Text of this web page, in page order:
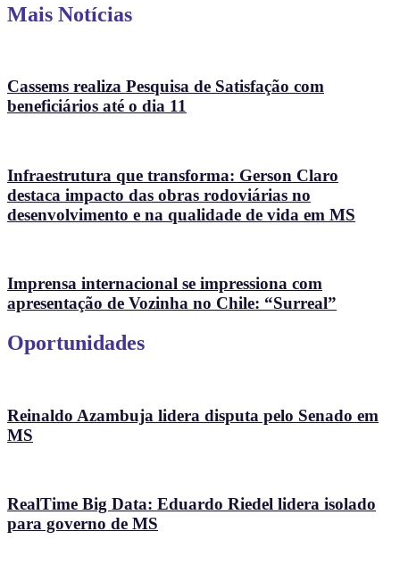
Mais Notícias
Cassems realiza Pesquisa de Satisfação com
beneficiários até o dia 11
Infraestrutura que transforma: Gerson Claro
destaca impacto das obras rodoviárias no
desenvolvimento e na qualidade de vida em MS
Imprensa internacional se impressiona com
apresentação de Vozinha no Chile: “Surreal”
Oportunidades
Reinaldo Azambuja lidera disputa pelo Senado em
MS
RealTime Big Data: Eduardo Riedel lidera isolado
para governo de MS